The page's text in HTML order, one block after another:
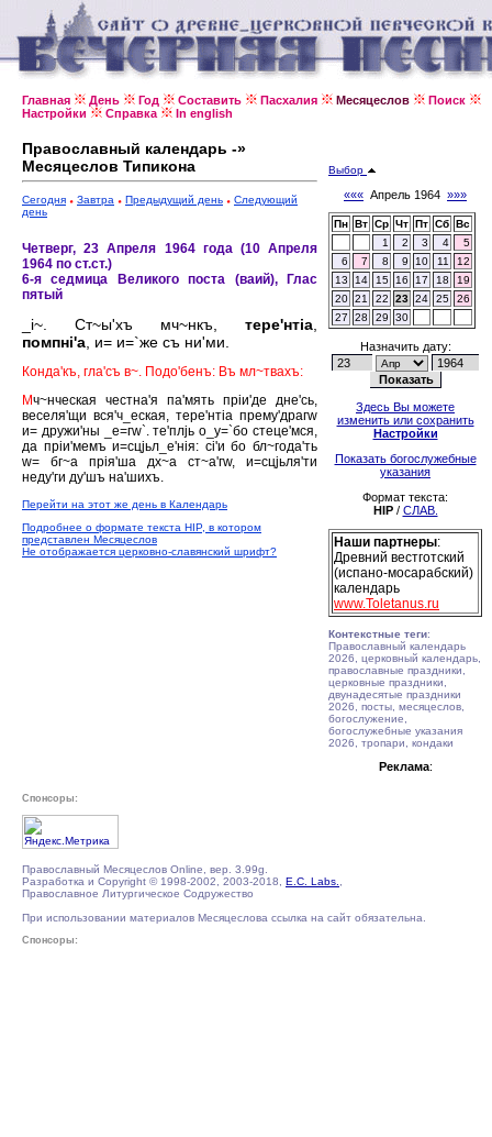
Главная День Год Составить Пасхалия Месяцеслов
Поиск
Настройки
Справка In english
Православный календарь -»
Месяцеслов Типикона
Сегодня Завтра Предыдущий день
Следующий
день
Четверг, 23 Апреля 1964 года (10 Апреля
1964 по ст.ст.)
6-я седмица Великого поста (ваий), Глас
пятый
_i~. Ст~ы'хъ мч~нкъ, тере'нтiа
помпнi'а , и= и=`же съ ни'ми.
Конда'къ, гла'съ в~. Подо'бенъ: Въ мл~твахъ:
Мч~нческая честна'я па'мять прiи'де дне'сь,
веселя'щи вся'ч_еская, тере'нтiа прему'драгw
и= дружи'ны _е=гw`. те'плjь о_у=`бо стеце'мся,
да прiи'мемъ и=сцjьл_е'нiя: сi'и бо бл~года'ть
w= бг~а прiя'ша дх~а ст~а'гw, и=сцjьля'ти
неду'ги ду'шъ на'шихъ.
Перейти на этот же день в Календарь
Подробнее о формате текста HIP, в котором
представлен Месяцеслов
Не отображается церковно-славянский шрифт?
Выбор
««« Апрель 1964 »»»
Пн Вт Ср Чт Пт Сб Вс
1
2 3 4
5
6
7 8 9 10 11
12
13
14 15 16 17 18
19
20 21 22 23 24 25
26
27
28 29 30
Назначить дату:
Здесь Вы можете
изменить или сохранить
Настройки
Показать богослужебные
указания
Формат текста:
HIP/ СЛАВ.
Наши партнеры:
Древний вестготский
(испано-мосарабский)
календарь
www.Toletanus.ru
Контекстные теги:
Православный календарь
2026, церковный календарь,
православные праздники,
церковные праздники,
двунадесятые праздники
2026, посты, месяцеслов,
богослужение,
богослужебные указания
2026, тропари, кондаки
Реклама:
Спонсоры:
Православный Месяцеслов Online, вер. 3.99g.
Разработка и Copyright © 1998-2002, 2003-2018, E.C. Labs.
Православное Литургическое Содружество
При использовании материалов Месяцеслова ссылка на сайт обязательна.
Спонсоры: